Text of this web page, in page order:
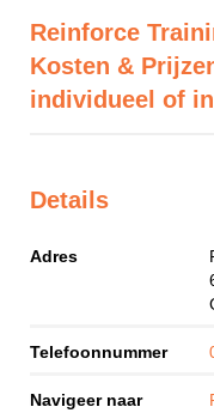
Reinforce
Kosten &
individueel of
Details
Adres
Telefoonnummer
Navigeer naar